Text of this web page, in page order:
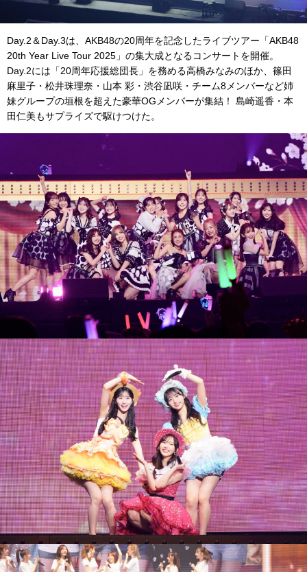
Day.2＆Day.3は、AKB48の20周年を記念したライブツアー「AKB48
20th Year Live Tour 2025」の集大成となるコンサートを開催。
Day.2には「20周年応援総団長」を務める高橋みなみのほか、篠田
麻里子・松井珠理奈・山本 彩・渋谷凪咲・チーム8メンバーなど姉
妹グループの垣根を超えた豪華OGメンバーが集結！ 島崎遥香・本
田仁美もサプライズで駆けつけた。